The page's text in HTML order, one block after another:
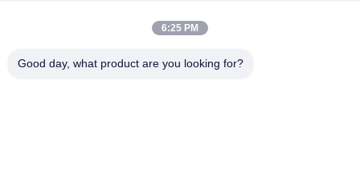
Σκληραίνοντας
6:25 PM
Good day, what product are you looking for?